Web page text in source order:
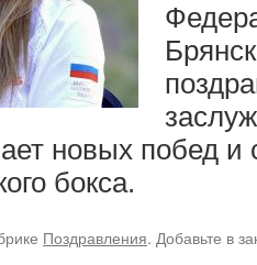
новых побед и
бокса.
Поздравления. Добавьте в